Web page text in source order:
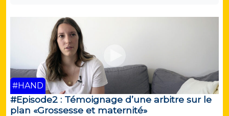
#HAND
#Episode2 : Témoignage d’une arbitre sur le
plan «Grossesse et maternité»